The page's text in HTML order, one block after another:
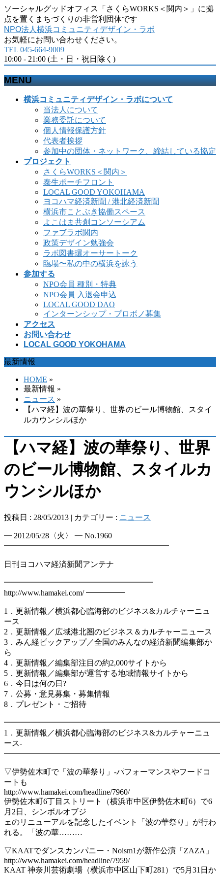
ソーシャルグッドオフィス「さくらWORKS＜関内＞」に拠
点を置くまちづくりの非営利団体です
NPO法人横浜コミュニティデザイン・ラボ
お気軽にお問い合わせください。
TEL 045-664-9009
10:00 - 21:00 (土・日・祝日除く)
MENU
横浜コミュニティデザイン・ラボについて
当法人について
業務委託について
個人情報保護方針
代表者挨拶
参加中の団体・ネットワーク、締結している協定
プロジェクト
さくらWORKS＜関内＞
泰生ポーチフロント
LOCAL GOOD YOKOHAMA
ヨコハマ経済新聞 / 港北経済新聞
横浜市ことぶき協働スペース
よこはま共創コンソーシアム
ファブラボ関内
政策デザイン勉強会
ラボ図書環オーサートーク
臨場〜私の中の横浜を詠う
参加する
NPO会員 種別・特典
NPO会員 入退会申込
LOCAL GOOD DAO
インターンシップ・プロボノ募集
アクセス
お問い合わせ
LOCAL GOOD YOKOHAMA
最新情報
HOME »
最新情報 »
ニュース »
【ハマ経】波の華祭り、世界のビール博物館、スタイ
ルカウンシルほか
【ハマ経】波の華祭り、世界
のビール博物館、スタイルカ
ウンシルほか
投稿日 : 28/05/2013 | カテゴリー : ニュース
━ 2012/05/28〈火〉 ━ No.1960
━━━━━━━━━━━━━━━━━━━━━
日刊ヨコハマ経済新聞アンテナ
━━━━━━━━━━━━━━━━━━━
http://www.hamakei.com/ ━━━━━
1．更新情報／横浜都心臨海部のビジネス&カルチャーニュ
ース
2．更新情報／広域港北圏のビジネス＆カルチャーニュース
3．みん経ピックアップ／全国のみんなの経済新聞編集部か
ら
4．更新情報／編集部注目の約2,000サイトから
5．更新情報／編集部が運営する地域情報サイトから
6．今日は何の日?
7．公募・意見募集・募集情報
8．プレゼント・ご招待
1．更新情報／横浜都心臨海部のビジネス&カルチャーニュ
ース-
▽伊勢佐木町で「波の華祭り」‐パフォーマンスやフードコ
ートも
http://www.hamakei.com/headline/7960/
伊勢佐木町6丁目ストリート（横浜市中区伊勢佐木町6）で6
月2日、シンボルオブジ
ェのリニューアルを記念したイベント「波の華祭り」が行わ
れる。「波の華………
▽KAATでダンスカンパニー・Noism1が新作公演「ZAZA」
http://www.hamakei.com/headline/7959/
KAAT 神奈川芸術劇場（横浜市中区山下町281）で5月31日か